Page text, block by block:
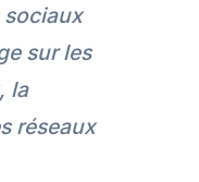
sociaux
sur les
la
réseaux